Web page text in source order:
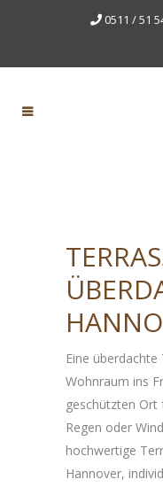
0511 / 51
Eine
Wohnraum ins
geschützten Ort
Regen oder
hochwertige
Hannover,